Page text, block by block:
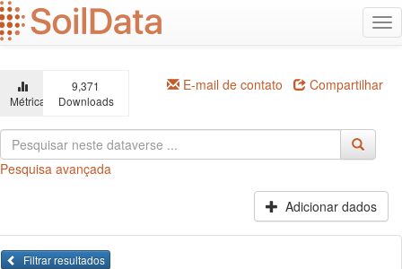
Ir
para
o
principal
Métricas
9,371
Downloads
E-mail de contato Compartilhar
Pesquisa avançada
Adicionar dados
Filtrar resultados